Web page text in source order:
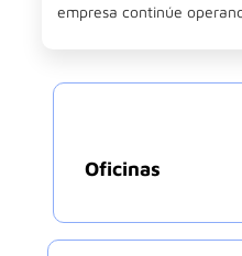
empresa continúe
Oficinas